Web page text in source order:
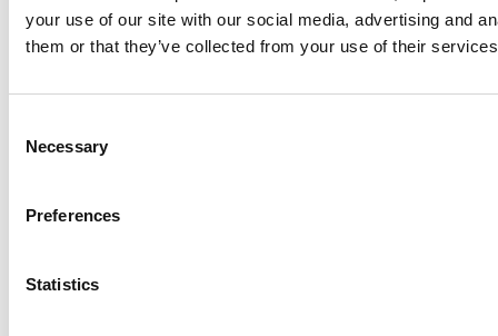
your use of our site with our social media, advertising and
them or that they’ve collected from your use of their
Selection
Necessary
Preferences
Statistics